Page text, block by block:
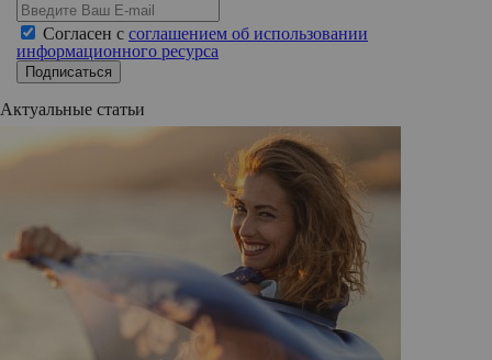
Согласен с соглашением об использовании
информационного ресурса
Подписаться
Актуальные статьи